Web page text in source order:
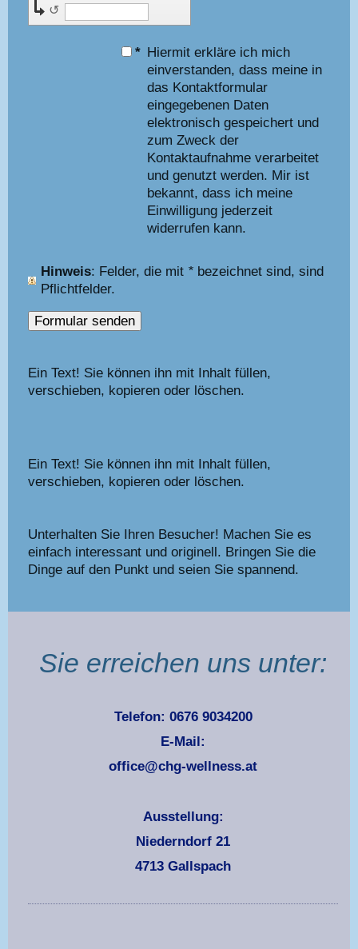
↺
*
Hiermit erkläre ich mich
einverstanden, dass meine in
das Kontaktformular
eingegebenen Daten
elektronisch gespeichert und
zum Zweck der
Kontaktaufnahme verarbeitet
und genutzt werden. Mir ist
bekannt, dass ich meine
Einwilligung jederzeit
widerrufen kann.
Hinweis : Felder, die mit * bezeichnet sind, sind
Pflichtfelder.
Ein Text! Sie können ihn mit Inhalt füllen,
verschieben, kopieren oder löschen.
Ein Text! Sie können ihn mit Inhalt füllen,
verschieben, kopieren oder löschen.
Unterhalten Sie Ihren Besucher! Machen Sie es
einfach interessant und originell. Bringen Sie die
Dinge auf den Punkt und seien Sie spannend.
Sie erreichen uns unter:
Telefon: 0676 9034200
E-Mail:
office@chg-wellness.at
Ausstellung:
Niederndorf 21
4713 Gallspach